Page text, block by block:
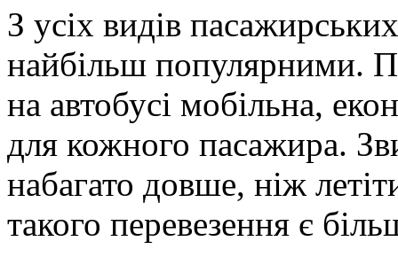
З усіх видів
найбільш популярними.
на автобусі мобільна,
для кожного пасажира.
набагато довше, ніж
такого перевезення є